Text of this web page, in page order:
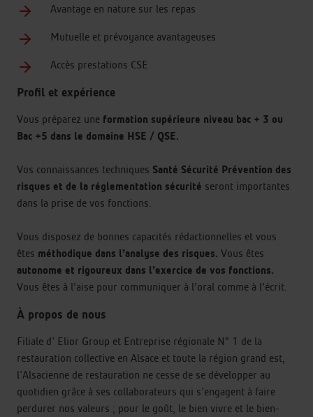
Avantage en nature sur les repas
Mutuelle et prévoyance avantageuses
Accès prestations CSE
Profil et expérience
Vous préparez une formation supérieure niveau bac + 3 ou
Bac +5 dans le domaine HSE / QSE.
Vos connaissances techniques Santé Sécurité Prévention des
risques et de la réglementation sécurité seront importantes
dans la prise de vos fonctions.
Vous disposez de bonnes capacités rédactionnelles et vous
êtes méthodique dans l’analyse des risques. Vous êtes
autonome et rigoureux dans l’exercice de vos fonctions.
Vous êtes à l’aise pour communiquer à l’oral comme à l’écrit.
À propos de nous
Filiale d' Elior Group et Entreprise régionale N° 1 de la
restauration collective en Alsace et toute la région grand est,
l'Alsacienne de restauration ne cesse de se développer au
quotidien grâce à ses collaborateurs qui s'engagent à faire
perdurer nos valeurs ; pour le goût, le bien vivre et le bien-